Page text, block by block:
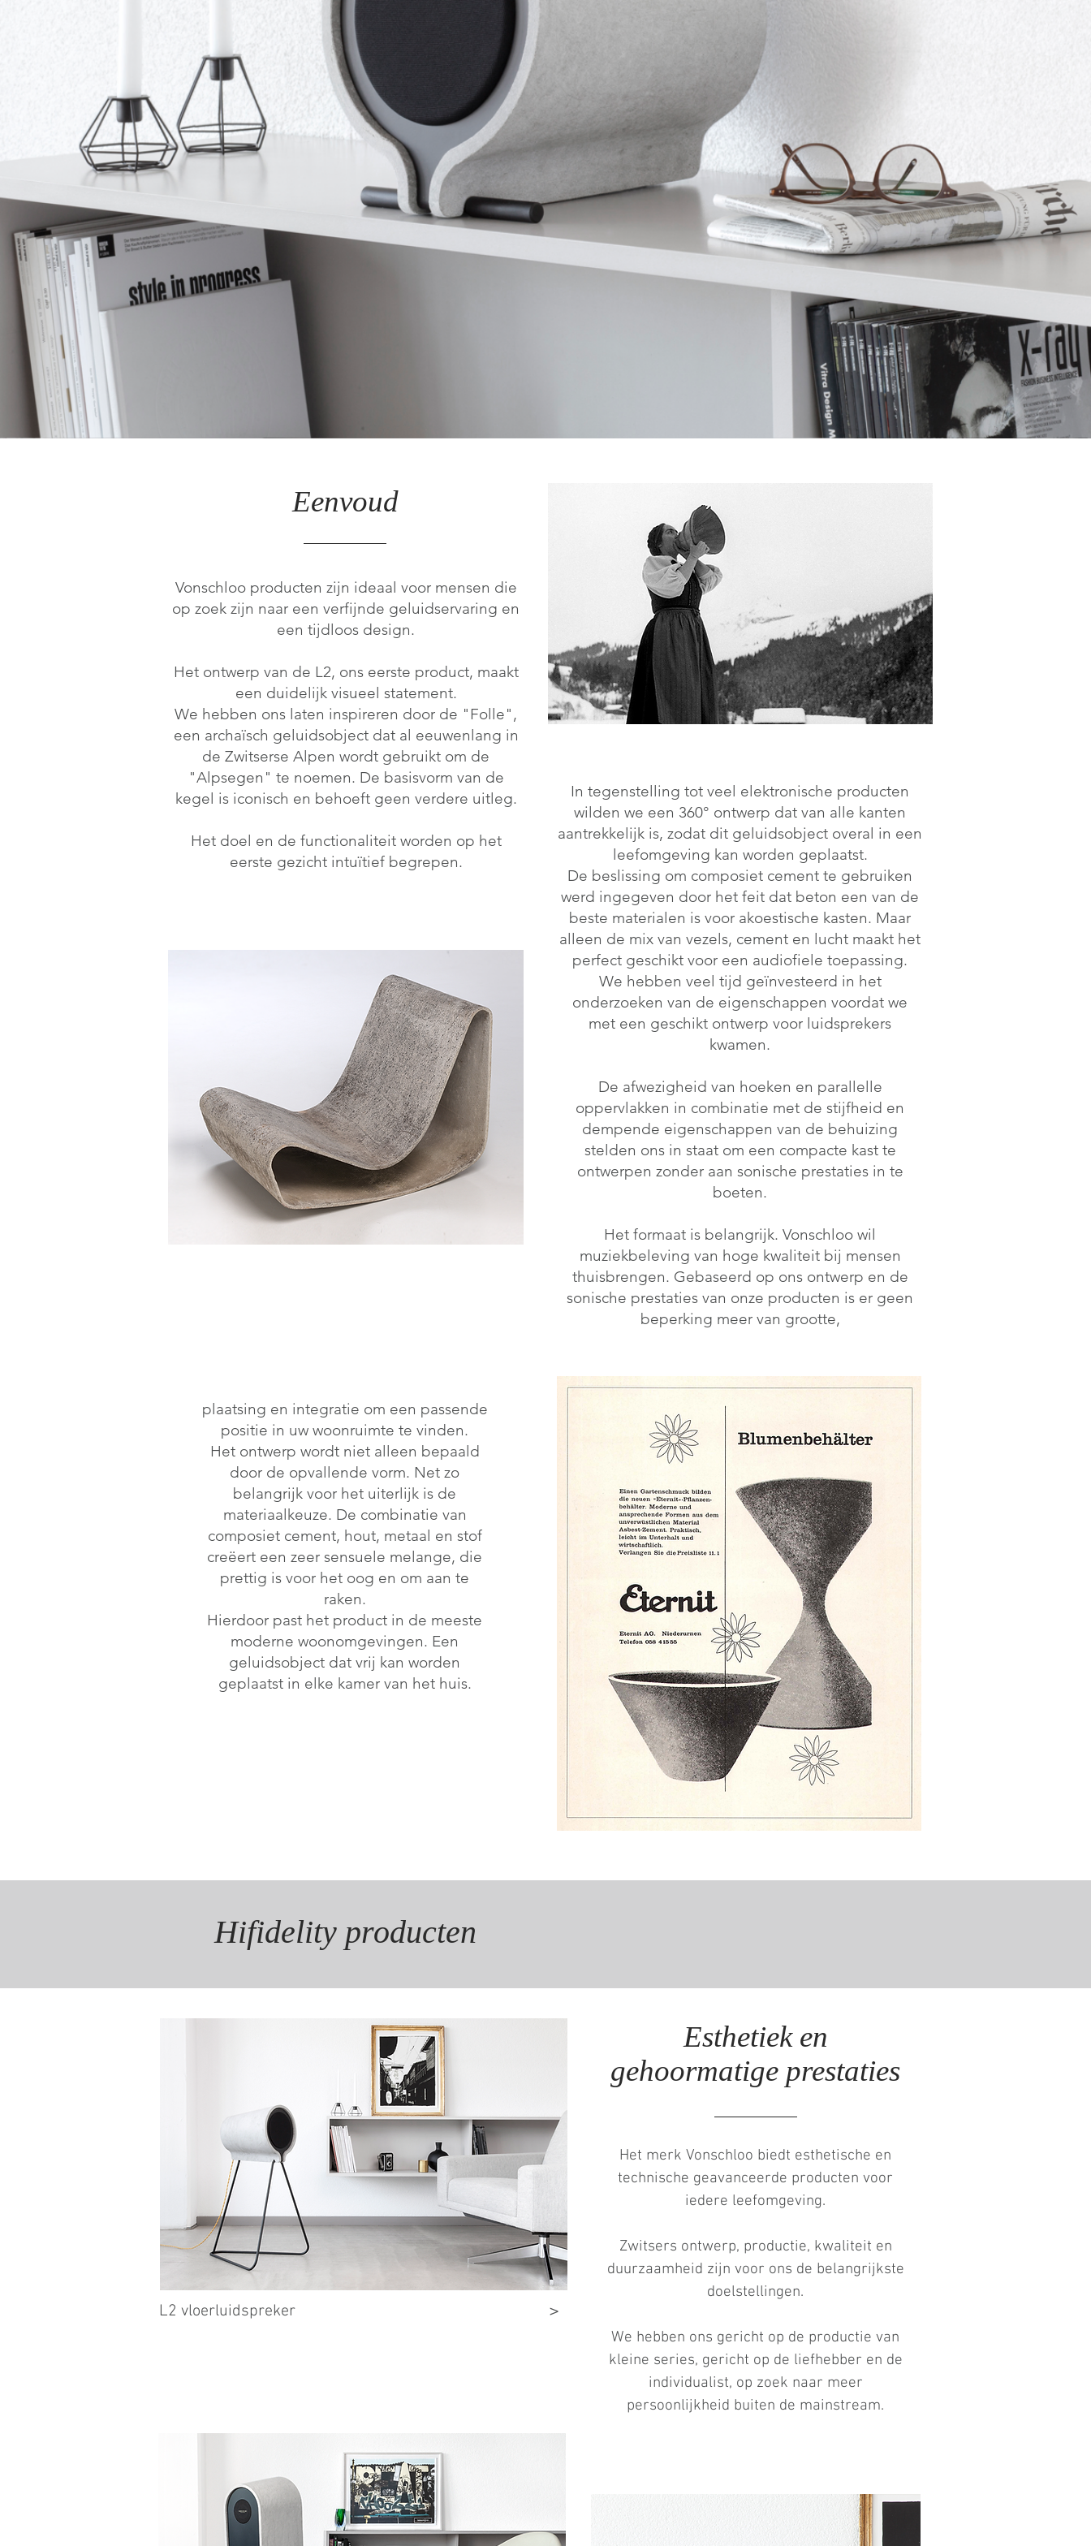
Eenvoud
Vonschloo producten zijn ideaal voor mensen die
op zoek zijn naar een verfijnde geluidservaring en
een tijdloos design.
Het ontwerp van de L2, ons eerste product, maakt
een duidelijk visueel statement.
We hebben ons laten inspireren door de "Folle",
een archaïsch geluidsobject dat al eeuwenlang in
de Zwitserse Alpen wordt gebruikt om de
"Alpsegen" te noemen. De basisvorm van de
kegel is iconisch en behoeft geen verdere uitleg.
Het doel en de functionaliteit worden op het
eerste gezicht intuïtief begrepen.
plaatsing en integratie om een passende
positie in uw woonruimte te vinden.
Het ontwerp wordt niet alleen bepaald
door de opvallende vorm. Net zo
belangrijk voor het uiterlijk is de
materiaalkeuze. De combinatie van
composiet cement, hout, metaal en stof
creëert een zeer sensuele melange, die
prettig is voor het oog en om aan te
raken.
Hierdoor past het product in de meeste
moderne woonomgevingen. Een
geluidsobject dat vrij kan worden
geplaatst in elke kamer van het huis.
In tegenstelling tot veel elektronische producten
wilden we een 360° ontwerp dat van alle kanten
aantrekkelijk is, zodat dit geluidsobject overal in een
leefomgeving kan worden geplaatst.
De beslissing om composiet cement te gebruiken
werd ingegeven door het feit dat beton een van de
beste materialen is voor akoestische kasten. Maar
alleen de mix van vezels, cement en lucht maakt het
perfect geschikt voor een audiofiele toepassing.
We hebben veel tijd geïnvesteerd in het
onderzoeken van de eigenschappen voordat we
met een geschikt ontwerp voor luidsprekers
kwamen.
De afwezigheid van hoeken en parallelle
oppervlakken in combinatie met de stijfheid en
dempende eigenschappen van de behuizing
stelden ons in staat om een compacte kast te
ontwerpen zonder aan sonische prestaties in te
boeten.
Het formaat is belangrijk. Vonschloo wil
muziekbeleving van hoge kwaliteit bij mensen
thuisbrengen. Gebaseerd op ons ontwerp en de
sonische prestaties van onze producten is er geen
beperking meer van grootte,
Hifidelity producten
L2 vloerluidspreker >
Esthetiek en
gehoormatige prestaties
Het merk Vonschloo biedt esthetische en
technische geavanceerde producten voor
iedere leefomgeving.
Zwitsers ontwerp, productie, kwaliteit en
duurzaamheid zijn voor ons de belangrijkste
doelstellingen.
We hebben ons gericht op de productie van
kleine series, gericht op de liefhebber en de
individualist, op zoek naar meer
persoonlijkheid buiten de mainstream.